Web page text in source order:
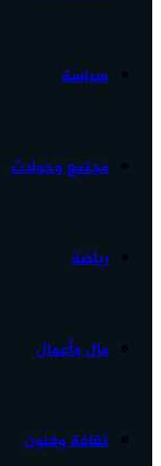
سياسة
مجتمع وحوادث
رياضة
مال وأعمال
ثقافة وفنون